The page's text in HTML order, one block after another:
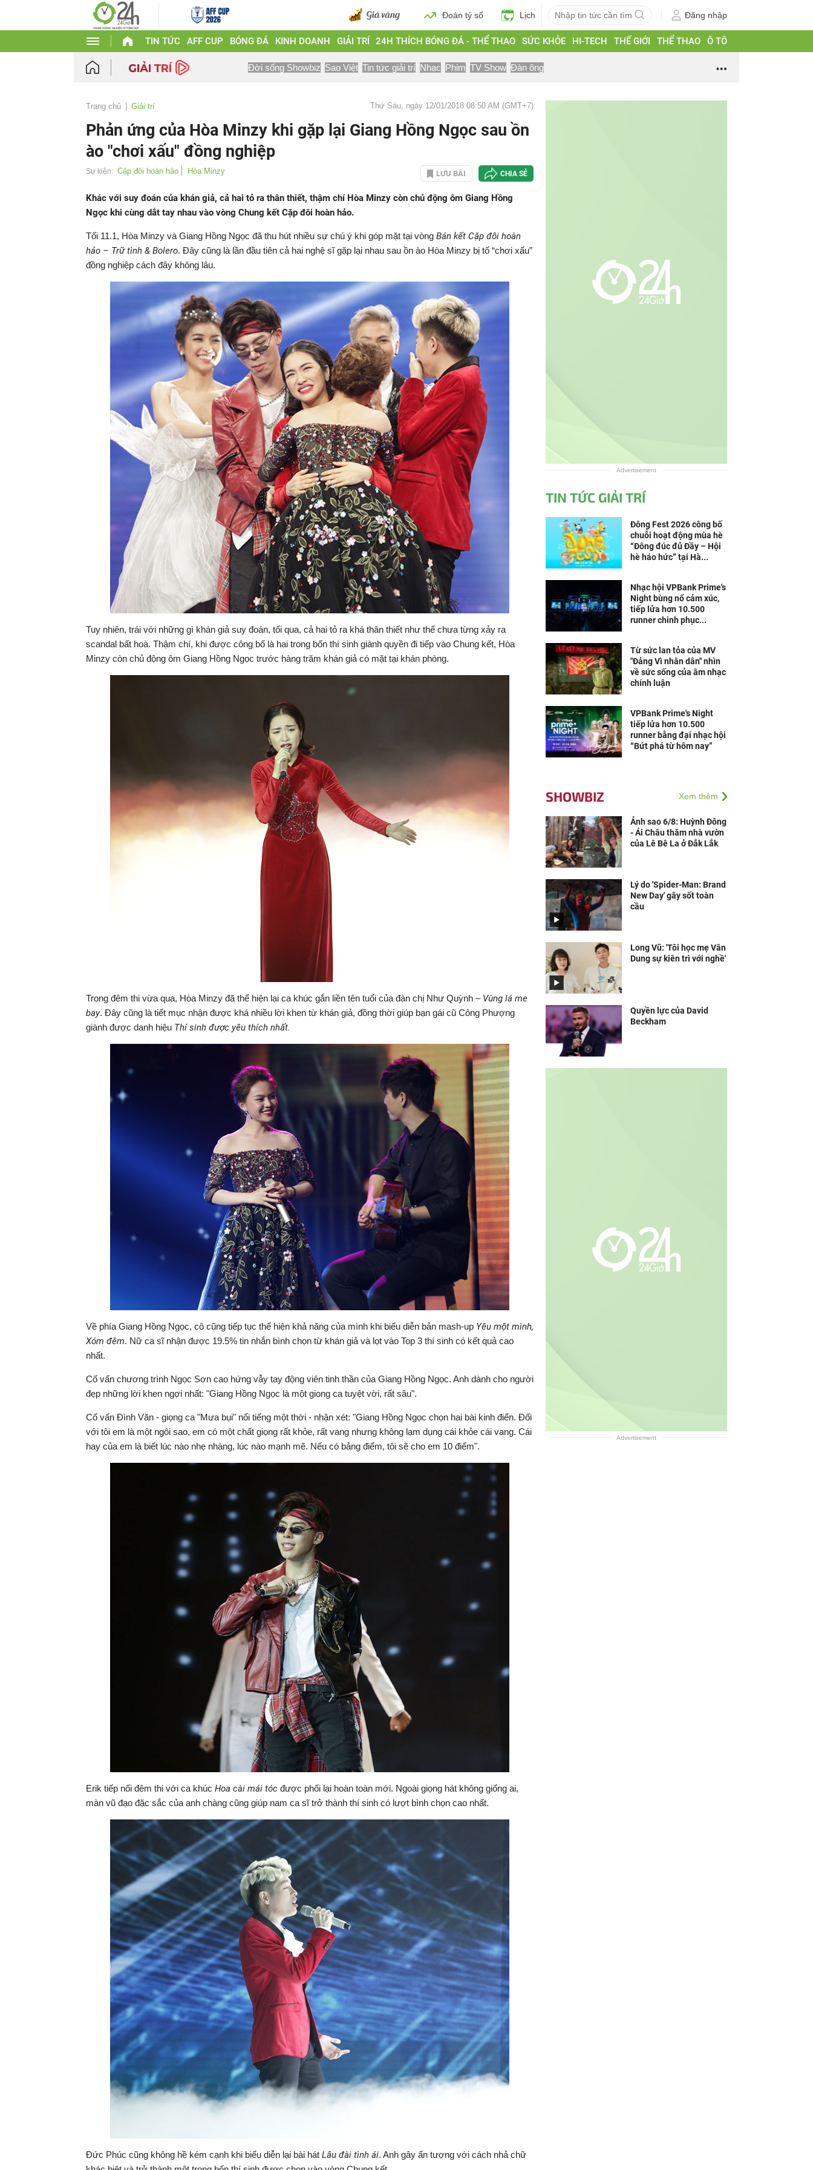
Đoán tỷ số Lịch Đăng nhập
TIN TỨC AFF CUP BÓNG ĐÁ KINH DOANH GIẢI TRÍ 24H THÍCH BÓNG ĐÁ - THỂ THAO SỨC KHỎE HI-TECH THẾ GIỚI THỂ THAO Ô TÔ
Đời sống Showbiz Sao Việt Tin tức giải trí Nhạc Phim TV Show Đàn ông
Trang chủ Giải trí Thứ Sáu, ngày 12/01/2018 08:50 AM (GMT+7)
Phản ứng của Hòa Minzy khi gặp lại Giang Hồng Ngọc sau ồn
ào "chơi xấu" đồng nghiệp
Sự kiện: Cặp đôi hoàn hảo Hòa Minzy LƯU BÀI CHIA SẺ
Khác với suy đoán của khán giả, cả hai tỏ ra thân thiết, thậm chí Hòa Minzy còn chủ động ôm Giang Hồng
Ngọc khi cùng dắt tay nhau vào vòng Chung kết Cặp đôi hoàn hảo.
Tối 11.1, Hòa Minzy và Giang Hồng Ngọc đã thu hút nhiều sự chú ý khi góp mặt tại vòng Bán kết Cặp đôi hoàn
hảo – Trữ tình & Bolero. Đây cũng là lần đầu tiên cả hai nghệ sĩ gặp lại nhau sau ồn ào Hòa Minzy bị tố “chơi xấu”
đồng nghiệp cách đây không lâu.
Tuy nhiên, trái với những gì khán giả suy đoán, tối qua, cả hai tỏ ra khá thân thiết như thể chưa từng xảy ra
scandal bất hoà. Thậm chí, khi được công bố là hai trong bốn thí sinh giành quyền đi tiếp vào Chung kết, Hòa
Minzy còn chủ động ôm Giang Hồng Ngọc trước hàng trăm khán giả có mặt tại khán phòng.
Trong đêm thi vừa qua, Hòa Minzy đã thể hiện lại ca khúc gắn liền tên tuổi của đàn chị Như Quỳnh – Vùng lá me
bay. Đây cũng là tiết mục nhận được khá nhiều lời khen từ khán giả, đồng thời giúp bạn gái cũ Công Phượng
giành được danh hiệu Thí sinh được yêu thích nhất.
Về phía Giang Hồng Ngọc, cô cũng tiếp tục thể hiện khả năng của mình khi biểu diễn bản mash-up Yêu một mình,
Xóm đêm. Nữ ca sĩ nhận được 19.5% tin nhắn bình chọn từ khán giả và lọt vào Top 3 thí sinh có kết quả cao
nhất.
Cố vấn chương trình Ngọc Sơn cao hứng vẫy tay động viên tinh thần của Giang Hồng Ngọc. Anh dành cho người
đẹp những lời khen ngợi nhất: "Giang Hồng Ngọc là một giọng ca tuyệt vời, rất sâu".
Cố vấn Đình Văn - giọng ca "Mưa bụi" nổi tiếng một thời - nhận xét: "Giang Hồng Ngọc chọn hai bài kinh điển. Đối
với tôi em là một ngôi sao, em có một chất giọng rất khỏe, rất vang nhưng không lạm dụng cái khỏe cái vang. Cái
hay của em là biết lúc nào nhẹ nhàng, lúc nào mạnh mẽ. Nếu có bảng điểm, tôi sẽ cho em 10 điểm".
Erik tiếp nối đêm thi với ca khúc Hoa cài mái tóc được phối lại hoàn toàn mới. Ngoài giọng hát không giống ai,
màn vũ đạo đặc sắc của anh chàng cũng giúp nam ca sĩ trở thành thí sinh có lượt bình chọn cao nhất.
Đức Phúc cũng không hề kém cạnh khi biểu diễn lại bài hát Lâu đài tình ái. Anh gây ấn tượng với cách nhả chữ
Advertisement
TIN TỨC GIẢI TRÍ
Đông Fest 2026 công bố
chuỗi hoạt động mùa hè
“Đông đúc đủ Đầy – Hội
hè háo hức” tại Hà...
Nhạc hội VPBank Prime's
Night bùng nổ cảm xúc,
tiếp lửa hơn 10.500
runner chinh phục...
Từ sức lan tỏa của MV
"Đảng Vì nhân dân" nhìn
về sức sống của âm nhạc
chính luận
VPBank Prime's Night
tiếp lửa hơn 10.500
runner bằng đại nhạc hội
“Bứt phá từ hôm nay”
SHOWBIZ Xem thêm
Ảnh sao 6/8: Huỳnh Đông
- Ái Châu thăm nhà vườn
của Lê Bê La ở Đắk Lắk
Lý do 'Spider-Man: Brand
New Day' gây sốt toàn
cầu
Long Vũ: 'Tôi học mẹ Vân
Dung sự kiên trì với nghề'
Quyền lực của David
Beckham
Advertisement